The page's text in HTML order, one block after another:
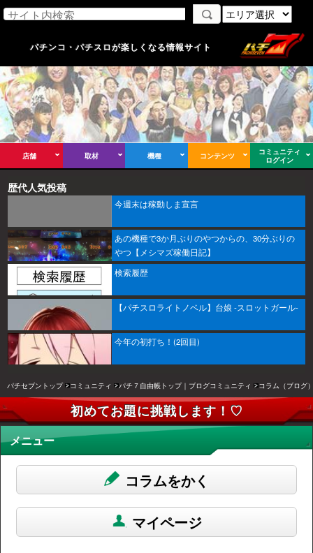
パチンコ・パチスロが楽しくなる情報サイト
店舗 取材 機種 コンテンツ
コミュニティ
ログイン
歴代人気投稿
今週末は稼動しま宣言
あの機種で3か月ぶりのやつからの、30分ぶりの
やつ【メシマズ稼働日記】
検索履歴
【パチスロライトノベル】台娘 -スロットガール-
今年の初打ち！(2回目)
パチセブントップ コミュニティ パチ７自由帳トップ｜ブログコミュニティ コラム（ブログ
初めてお題に挑戦します！♡
メニュー
コラムをかく
マイページ